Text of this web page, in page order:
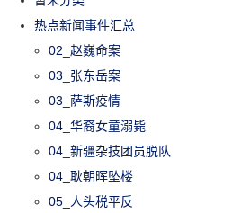
热点新闻事件汇总
02_赵巍命案
03_张东岳案
03_萨斯疫情
04_华裔女童溺毙
04_新疆杂技团员脱队
04_耿朝晖坠楼
05_人头税平反